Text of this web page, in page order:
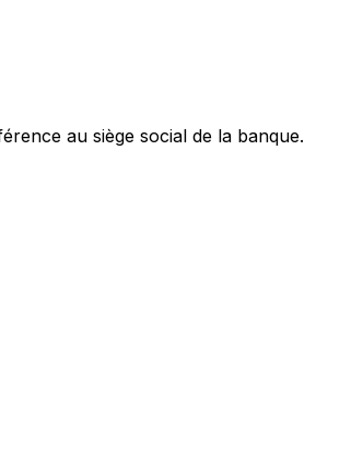
au siège social de la banque.